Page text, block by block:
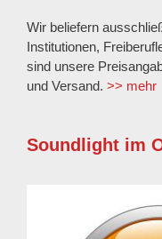
Wir beliefern
Institutionen,
sind unsere
und Versand. >> mehr
Soundlight im